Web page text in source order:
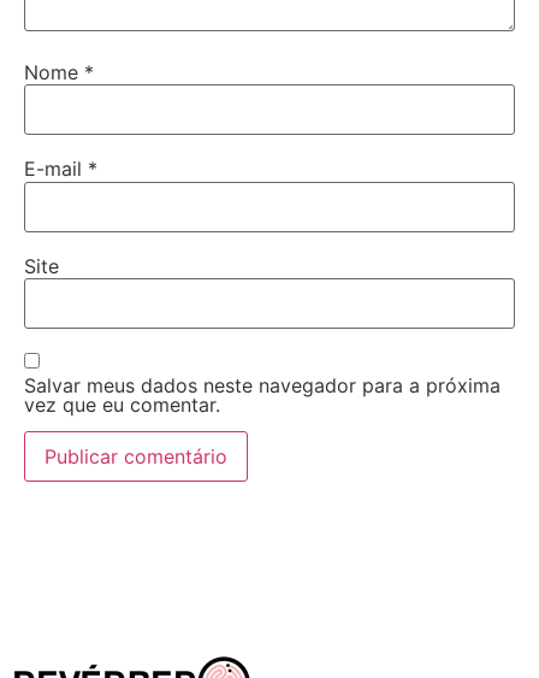
Nome *
E-mail *
Site
Salvar meus dados neste navegador para a próxima
vez que eu comentar.